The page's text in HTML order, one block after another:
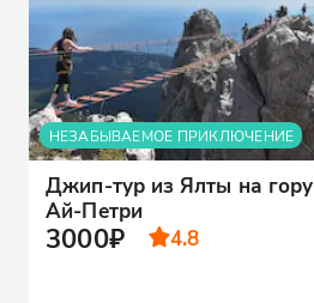
НЕЗАБЫВАЕМОЕ ПРИКЛЮЧЕНИЕ
Джип-тур из Ялты на гору
Ай-Петри
3000₽ 4.8